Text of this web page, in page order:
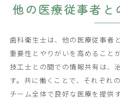
他の医療従事者と
歯科衛生士は、他の医療従事者
重要性とやりがいを高めること
技工士との間での情報共有は、
す。共に働くことで、それぞれ
チーム全体で良好な医療を提供